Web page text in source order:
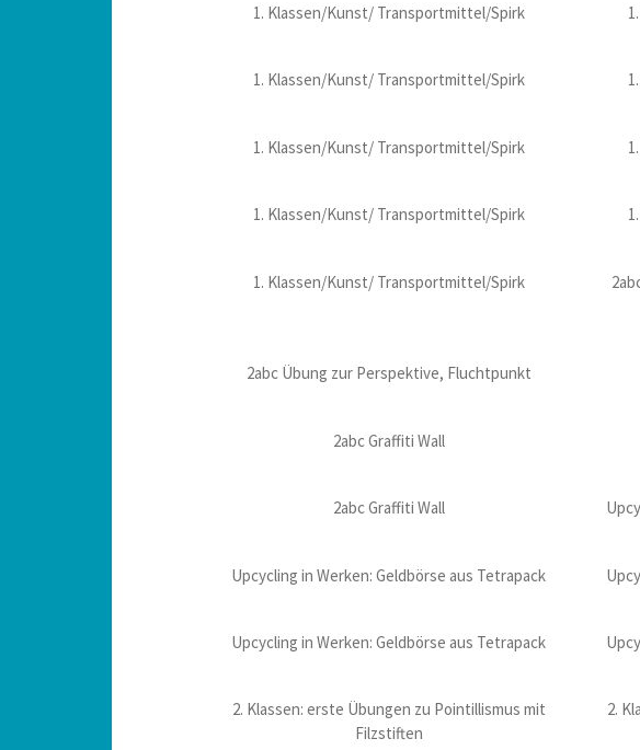
1. Klassen/Kunst/ Transportmittel/Spirk
1. Klassen/Kunst/ Transportmittel/Spirk
1. Klassen/Kunst/ Transportmittel/Spirk
1. Klassen/Kunst/ Transportmittel/Spirk
1. Klassen/Kunst/ Transportmittel/Spirk
2abc Übung zur Perspektive, Fluchtpunkt
2abc Graffiti Wall
2abc Graffiti Wall
Upcycling in Werken: Geldbörse aus Tetrapack
Upcycling in Werken: Geldbörse aus Tetrapack
2. Klassen: erste Übungen zu Pointillismus mit
Filzstiften
2.